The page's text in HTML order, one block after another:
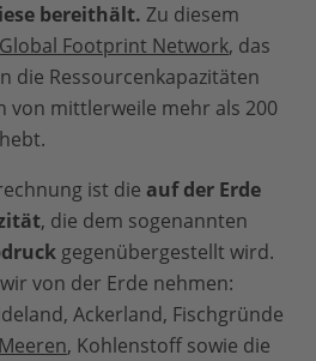
bereithält. Zu diesem
Global Footprint Network, das
die Ressourcenkapazitäten
von mittlerweile mehr als 200
ist die auf der Erde
, die dem sogenannten
gegenübergestellt wird.
von der Erde nehmen:
Ackerland, Fischgründe
Meeren, Kohlenstoff sowie die